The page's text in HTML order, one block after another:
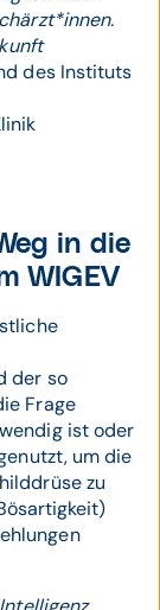
des Instituts
in die
WIGEV
der so
Frage
ist oder
um die
zu